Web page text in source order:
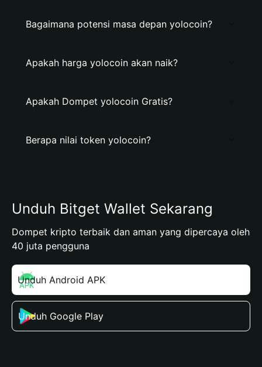
Bagaimana potensi masa depan yolocoin?
Apakah harga yolocoin akan naik?
Apakah Dompet yolocoin Gratis?
Berapa nilai token yolocoin?
Unduh Bitget Wallet Sekarang
Dompet kripto terbaik dan aman yang dipercaya oleh
40 juta pengguna
Unduh Android APK
Unduh Google Play